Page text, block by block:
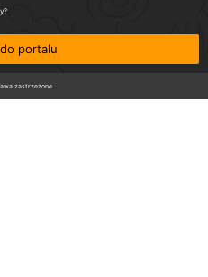
portalu
zastrzeżone